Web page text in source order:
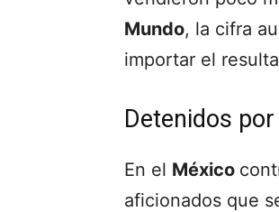
Mundo, la cifra
importar el
Detenidos
En el México
aficionados que